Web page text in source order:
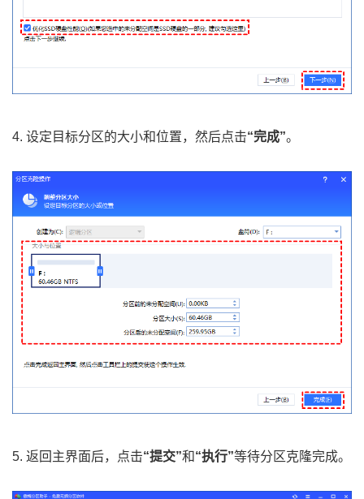
4. 设定目标分区的大小和位置，然后点击“完成”。
5. 返回主界面后，点击“提交”和“执行”等待分区克隆完成。